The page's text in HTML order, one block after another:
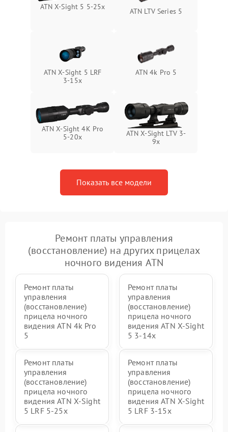
ATN X-Sight 5 5-25x
ATN LTV Series 5
ATN X-Sight 5 LRF
3-15x
ATN 4k Pro 5
ATN X-Sight 4K Pro
5-20x
ATN X-Sight LTV 3-
9x
Показать все модели
Ремонт платы управления
(восстановление) на других прицелах
ночного видения ATN
Ремонт платы
управления
(восстановление)
прицела ночного
видения ATN 4k Pro
5
Ремонт платы
управления
(восстановление)
прицела ночного
видения ATN X-Sight
5 3-14x
Ремонт платы
управления
(восстановление)
прицела ночного
видения ATN X-Sight
5 LRF 5-25x
Ремонт платы
управления
(восстановление)
прицела ночного
видения ATN X-Sight
5 LRF 3-15x